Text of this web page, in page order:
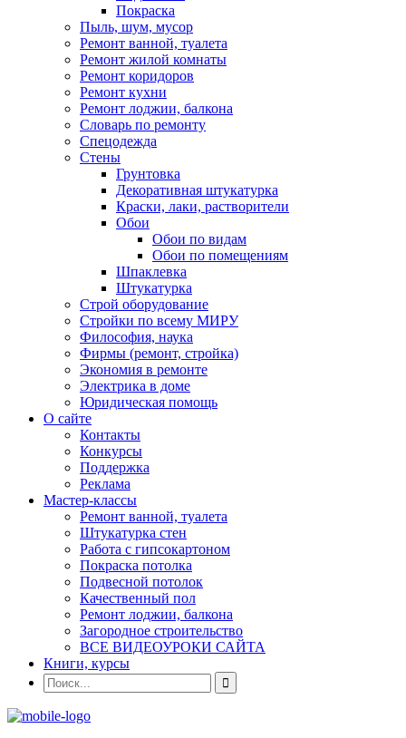
Покраска
Пыль, шум, мусор
Ремонт ванной, туалета
Ремонт жилой комнаты
Ремонт коридоров
Ремонт кухни
Ремонт лоджии, балкона
Словарь по ремонту
Спецодежда
Стены
Грунтовка
Декоративная штукатурка
Краски, лаки, растворители
Обои
Обои по видам
Обои по помещениям
Шпаклевка
Штукатурка
Строй оборудование
Стройки по всему МИРУ
Философия, наука
Фирмы (ремонт, стройка)
Экономия в ремонте
Электрика в доме
Юридическая помощь
О сайте
Контакты
Конкурсы
Поддержка
Реклама
Мастер-классы
Ремонт ванной, туалета
Штукатурка стен
Работа с гипсокартоном
Покраска потолка
Подвесной потолок
Качественный пол
Ремонт лоджии, балкона
Загородное строительство
ВСЕ ВИДЕОУРОКИ САЙТА
Книги, курсы